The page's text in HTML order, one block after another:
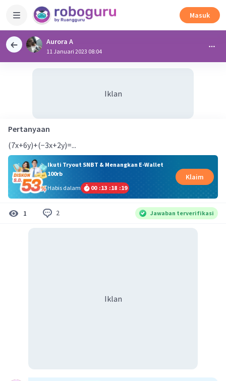
Masuk
Aurora A
11 Januari 2023 08:04
Iklan
Pertanyaan
(7x+6y)+(−3x+2y)=...
Ikuti Tryout SNBT & Menangkan E-Wallet
100rb
Habis dalam
00 :13 :18 :18
Klaim
1 2 Jawaban terverifikasi
Iklan